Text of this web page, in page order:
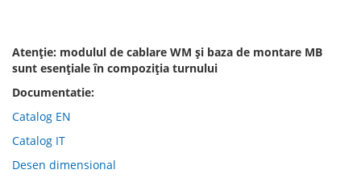
Atenție: modulul de cablare WM și baza de montare MB
sunt esențialeîn compoziția turnului
Documentatie:
Catalog EN
Catalog IT
Desen dimensional